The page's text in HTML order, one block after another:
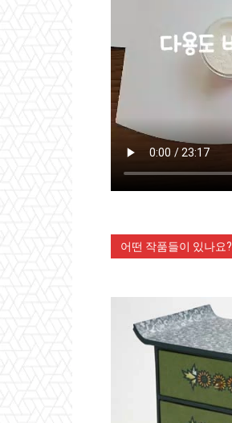
어떤 작품들이 있나요?